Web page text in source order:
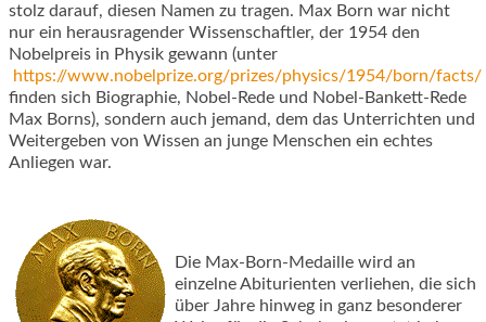
stolz darauf, diesen Namen zu tragen. Max Born war nicht
nur ein herausragender Wissenschaftler, der 1954 den
Nobelpreis in Physik gewann (unter
https://www.nobelprize.org/prizes/physics/1954/born/facts/
finden sich Biographie, Nobel-Rede und Nobel-Bankett-Rede
Max Borns), sondern auch jemand, dem das Unterrichten und
Weitergeben von Wissen an junge Menschen ein echtes
Anliegen war.
Die Max-Born-Medaille wird an
einzelne Abiturienten verliehen, die sich
über Jahre hinweg in ganz besonderer